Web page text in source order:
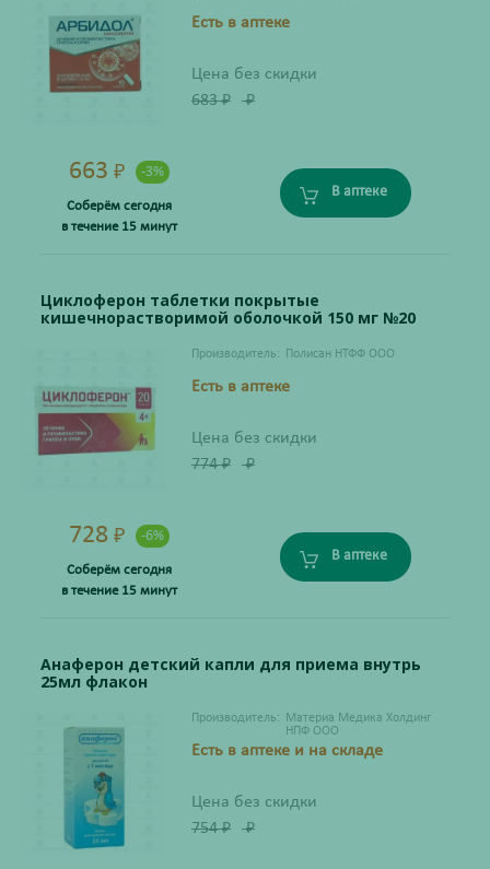
Есть в аптеке
Цена без скидки
683₽ ₽
663 ₽ -3%
Соберём сегодня
в течение 15 минут
В аптеке
Циклоферон таблетки покрытые
кишечнорастворимой оболочкой 150 мг №20
Производитель: Полисан НТФФ ООО
Есть в аптеке
Цена без скидки
774₽ ₽
728 ₽ -6%
Соберём сегодня
в течение 15 минут
В аптеке
Анаферон детский капли для приема внутрь
25мл флакон
Производитель:
Материа Медика Холдинг
НПФ ООО
Есть в аптеке и на складе
Цена без скидки
754₽ ₽